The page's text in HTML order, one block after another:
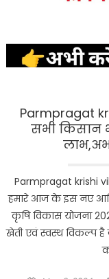
Parmpragat
सभी किसान
Parmpragat krishi
हमारे आज के इस नए
कृषि विकास योजना
खेती एवं स्वस्थ विकल्प है